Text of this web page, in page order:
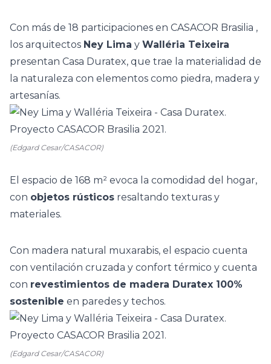
Con más de 18 participaciones en CASACOR Brasilia ,
los arquitectos Ney Lima y Walléria Teixeira
presentan Casa Duratex, que trae la materialidad de
la naturaleza con elementos como piedra, madera y
artesanías.
(Edgard Cesar/CASACOR)
El espacio de 168 m² evoca la comodidad del hogar,
con objetos rústicos resaltando texturas y
materiales.
Con madera natural muxarabis, el espacio cuenta
con ventilación cruzada y confort térmico y cuenta
con revestimientos de madera Duratex 100%
sostenible en paredes y techos.
(Edgard Cesar/CASACOR)